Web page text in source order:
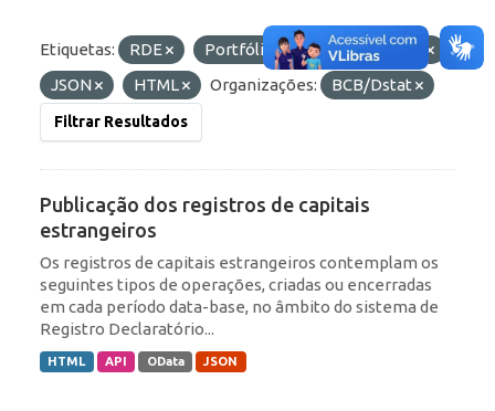
Etiquetas: RDE Portfólio Formatos:
API
JSON
HTML Organizações: BCB/Dstat
Filtrar Resultados
Publicação dos registros de capitais
estrangeiros
Os registros de capitais estrangeiros contemplam os
seguintes tipos de operações, criadas ou encerradas
em cada período data-base, no âmbito do sistema de
Registro Declaratório...
HTML API OData JSON